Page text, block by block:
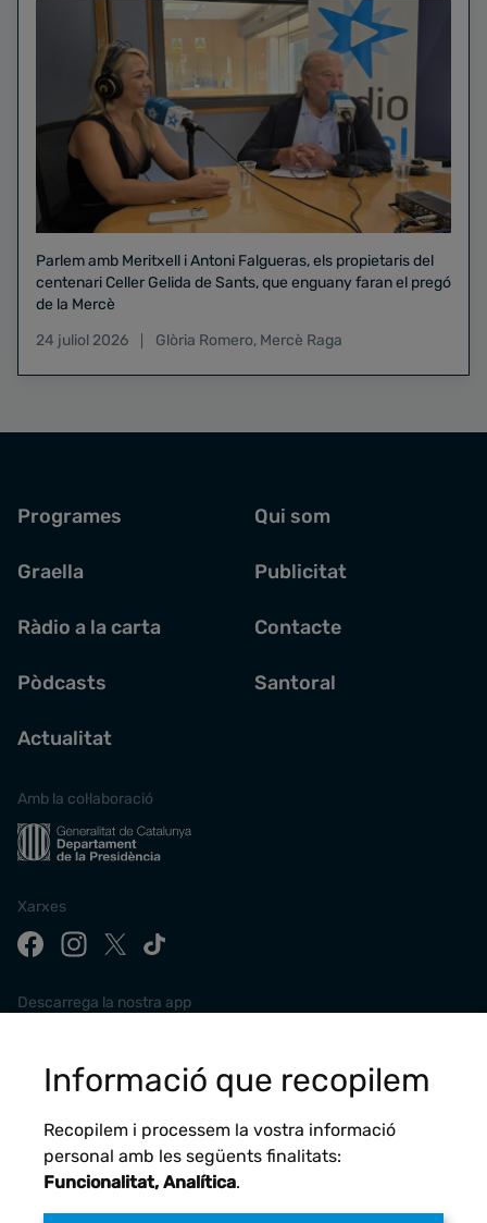
Parlem amb Meritxell i Antoni Falgueras, els propietaris del
centenari Celler Gelida de Sants, que enguany faran el pregó
de la Mercè
24 juliol 2026
Glòria Romero, Mercè Raga
Programes
Graella
Ràdio a la carta
Pòdcasts
Actualitat
Qui som
Publicitat
Contacte
Santoral
Amb la col·laboració
Xarxes
Descarrega la nostra app
Informació que recopilem
Recopilem i processem la vostra informació
personal amb les següents finalitats:
Funcionalitat, Analítica.